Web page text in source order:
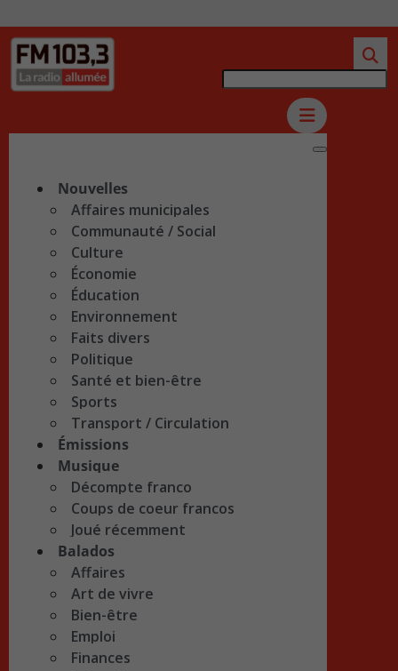
Nouvelles
Affaires municipales
Communauté / Social
Culture
Économie
Éducation
Environnement
Faits divers
Politique
Santé et bien-être
Sports
Transport / Circulation
Émissions
Musique
Décompte franco
Coups de coeur francos
Joué récemment
Balados
Affaires
Art de vivre
Bien-être
Emploi
Finances